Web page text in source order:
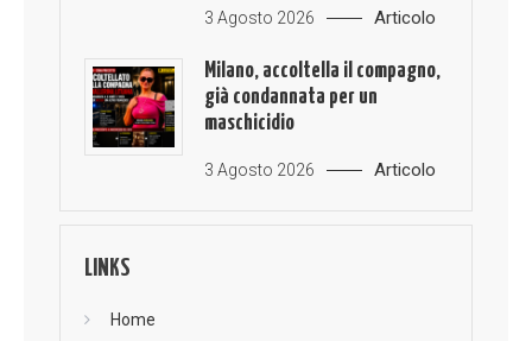
3 Agosto 2026 Articolo
Milano, accoltella il compagno,
già condannata per un
maschicidio
3 Agosto 2026 Articolo
LINKS
Home